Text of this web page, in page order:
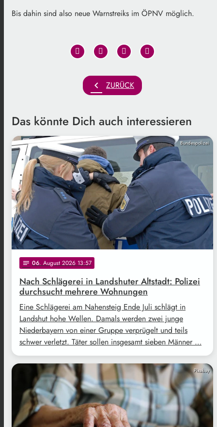
Bis dahin sind also neue Warnstreiks im ÖPNV möglich.
chevron_left ZURÜCK
Das könnte Dich auch interessieren
Bundespolizei
notes 06. August 2026 13:57
Nach Schlägerei in Landshuter Altstadt: Polizei
durchsucht mehrere Wohnungen
Eine Schlägerei am Nahensteig Ende Juli schlägt in
Landshut hohe Wellen. Damals werden zwei junge
Niederbayern von einer Gruppe verprügelt und teils
schwer verletzt. Täter sollen insgesamt sieben Männer …
Pixabay